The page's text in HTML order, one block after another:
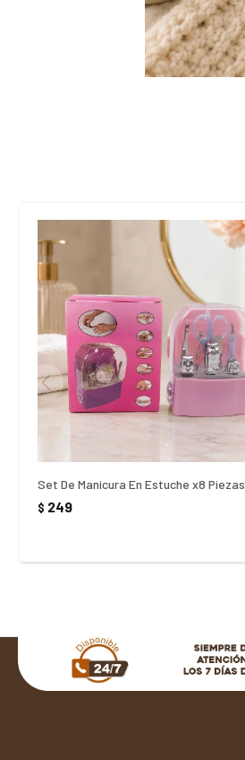
Set De Manicura En Estuche x8 Piezas
$ 249